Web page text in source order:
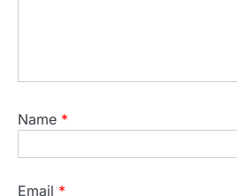
Name *
Email *